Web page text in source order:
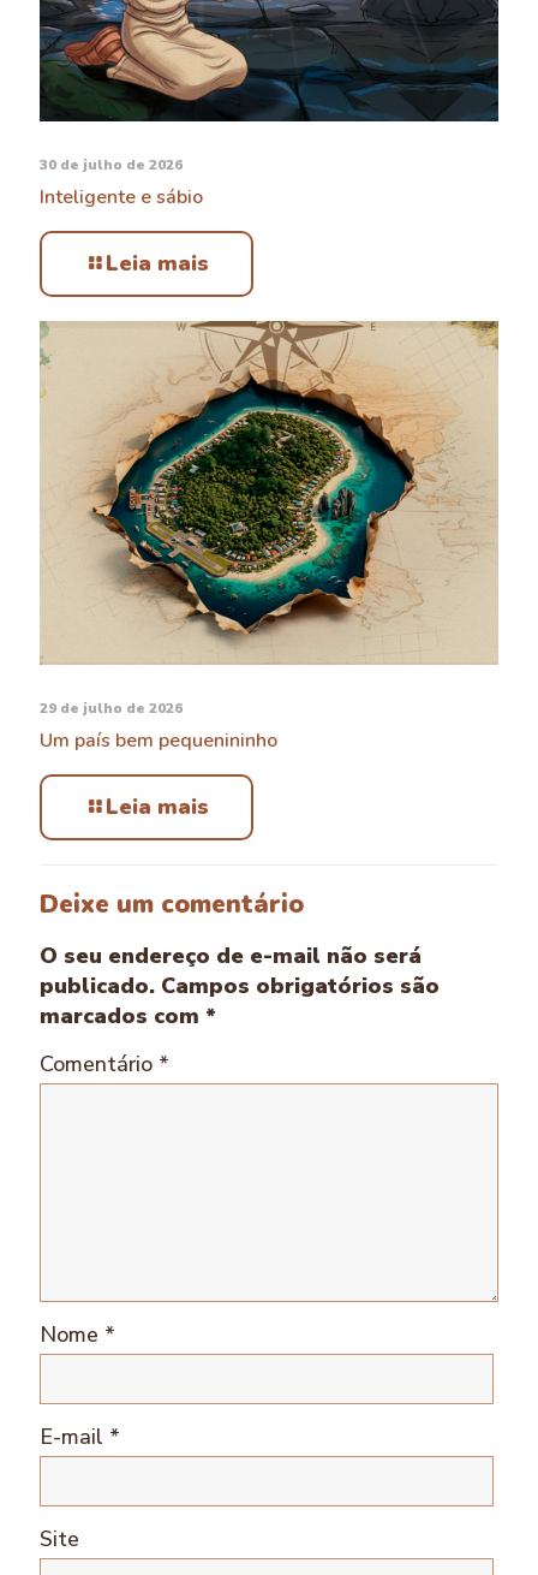
30 de julho de 2026
Inteligente e sábio
Leia mais
29 de julho de 2026
Um país bem pequenininho
Leia mais
Deixe um comentário
O seu endereço de e-mail não será
publicado. Campos obrigatórios são
marcados com *
Comentário *
Nome *
E-mail *
Site